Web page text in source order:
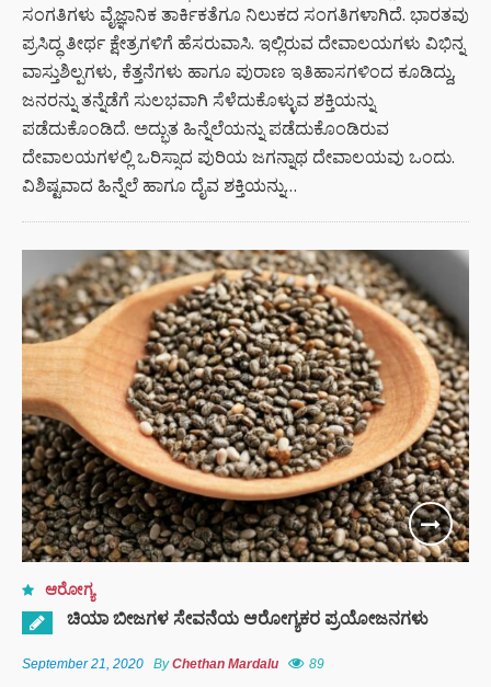
ಸಂಗತಿಗಳು ವೈಜ್ಞಾನಿಕ ತಾರ್ಕಿಕತೆಗೂ ನಿಲುಕದ ಸಂಗತಿಗಳಾಗಿದೆ. ಭಾರತವು
ಪ್ರಸಿದ್ಧ ತೀರ್ಥ ಕ್ಷೇತ್ರಗಳಿಗೆ ಹೆಸರುವಾಸಿ. ಇಲ್ಲಿರುವ ದೇವಾಲಯಗಳು ವಿಭಿನ್ನ
ವಾಸ್ತುಶಿಲ್ಪಗಳು, ಕೆತ್ತನೆಗಳು ಹಾಗೂ ಪುರಾಣ ಇತಿಹಾಸಗಳಿಂದ ಕೂಡಿದ್ದು,
ಜನರನ್ನು ತನ್ನೆಡೆಗೆ ಸುಲಭವಾಗಿ ಸೆಳೆದುಕೊಳ್ಳುವ ಶಕ್ತಿಯನ್ನು
ಪಡೆದುಕೊಂಡಿದೆ. ಅದ್ಭುತ ಹಿನ್ನೆಲೆಯನ್ನು ಪಡೆದುಕೊಂಡಿರುವ
ದೇವಾಲಯಗಳಲ್ಲಿ ಒರಿಸ್ಸಾದ ಪುರಿಯ ಜಗನ್ನಾಥ ದೇವಾಲಯವು ಒಂದು.
ವಿಶಿಷ್ಟವಾದ ಹಿನ್ನೆಲೆ ಹಾಗೂ ದೈವ ಶಕ್ತಿಯನ್ನು…
ಆರೋಗ್ಯ
ಚಿಯಾ ಬೀಜಗಳ ಸೇವನೆಯ ಆರೋಗ್ಯಕರ ಪ್ರಯೋಜನಗಳು
September 21, 2020 ByChethan Mardalu 89